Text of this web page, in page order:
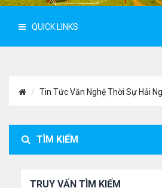
QUICK LINKS
Tin Tức Văn Nghệ Thời Sự Hải
TÌM KIẾM
TRUY VẤN TÌM KIẾM